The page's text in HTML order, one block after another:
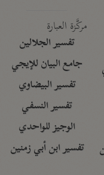
مركَّزة العبارة
تفسير الجلالين
جامع البيان للإيجي
تفسير البيضاوي
تفسير النسفي
الوجيز للواحدي
تفسير ابن أبي زمنين